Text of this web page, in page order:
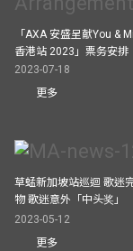
「AXA 安盛呈献You &
香港站 2023」票务安排
2023-07-18
更多
草蜢新加坡站巡迴 歌迷
物 歌迷意外「中头奖」
2023-05-12
更多